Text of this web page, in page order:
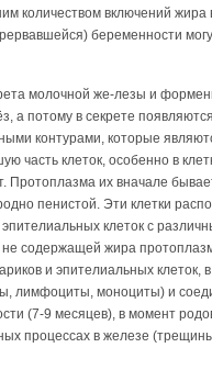
количеством включений жира
беременности
молочной же-лезы и
а потому в секрете
контурами, которые
часть клеток, особенно в
Протоплазма их вначале
пенистой. Эти клетки
клеток с
содержащей жира
и эпителиальных клеток,
лимфоциты, моноциты) и
(7-9 месяцев), в момент
процессах в железе